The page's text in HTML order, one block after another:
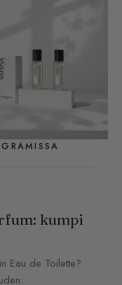
kumpi
Eau de Toilette?